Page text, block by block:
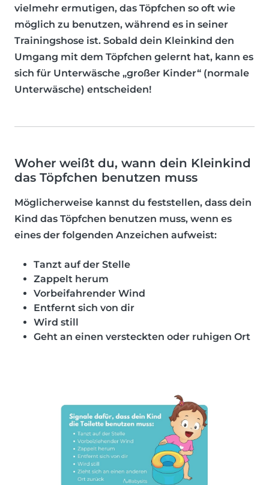
vielmehr ermutigen, das Töpfchen so oft wie
möglich zu benutzen, während es in seiner
Trainingshose ist. Sobald dein Kleinkind den
Umgang mit dem Töpfchen gelernt hat, kann es
sich für Unterwäsche „großer Kinder“ (normale
Unterwäsche) entscheiden!
Woher weißt du, wann dein Kleinkind
das Töpfchen benutzen muss
Möglicherweise kannst du feststellen, dass dein
Kind das Töpfchen benutzen muss, wenn es
eines der folgenden Anzeichen aufweist:
Tanzt auf der Stelle
Zappelt herum
Vorbeifahrender Wind
Entfernt sich von dir
Wird still
Geht an einen versteckten oder ruhigen Ort